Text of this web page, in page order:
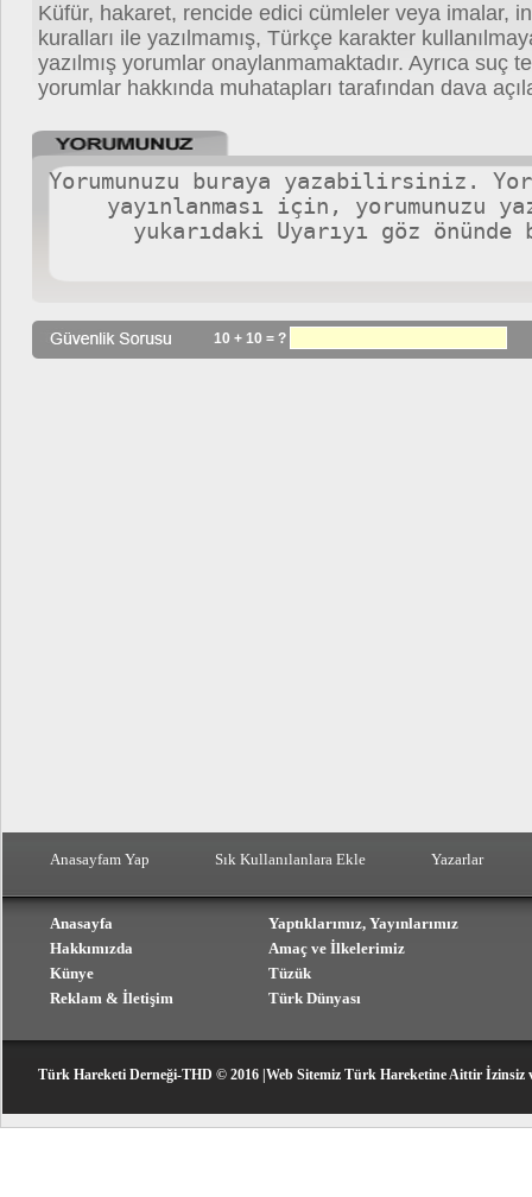
Küfür, hakaret, rencide edici cümleler veya imalar,
kuralları ile yazılmamış, Türkçe karakter
yazılmış yorumlar onaylanmamaktadır. Ayrıca suç
yorumlar hakkında muhatapları tarafından dava
10 + 10 = ?
Anasayfam Yap Sık Kullanılanlara Ekle Yazarlar
Anasayfa
Hakkımızda
Künye
Reklam & İletişim
Yaptıklarımız, Yayınlarımız
Amaç ve İlkelerimiz
Tüzük
Türk Dünyası
Türk Hareketi Derneği-THD © 2016 |Web Sitemiz Türk Hareketine Aittir İzinsiz